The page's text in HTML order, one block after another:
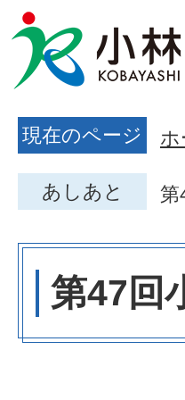
現在のページ ホ
あしあと 第
第47回